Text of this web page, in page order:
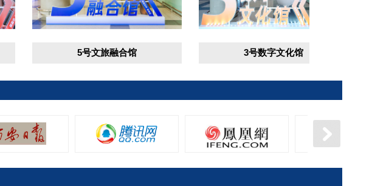
5号文旅融合馆 3号数字文化馆